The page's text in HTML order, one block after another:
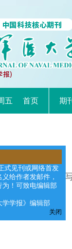
五 首页 期
边的输入框中填
式见刊或网络首发
给作者发邮件，
！可致电编辑部
》编辑部
关闭